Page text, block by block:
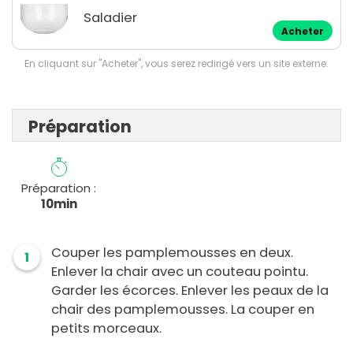
Saladier
Acheter
En cliquant sur "Acheter", vous serez redirigé vers un site externe.
Préparation
Préparation :
10min
1
Couper les pamplemousses en deux.
Enlever la chair avec un couteau pointu.
Garder les écorces. Enlever les peaux de la
chair des pamplemousses. La couper en
petits morceaux.